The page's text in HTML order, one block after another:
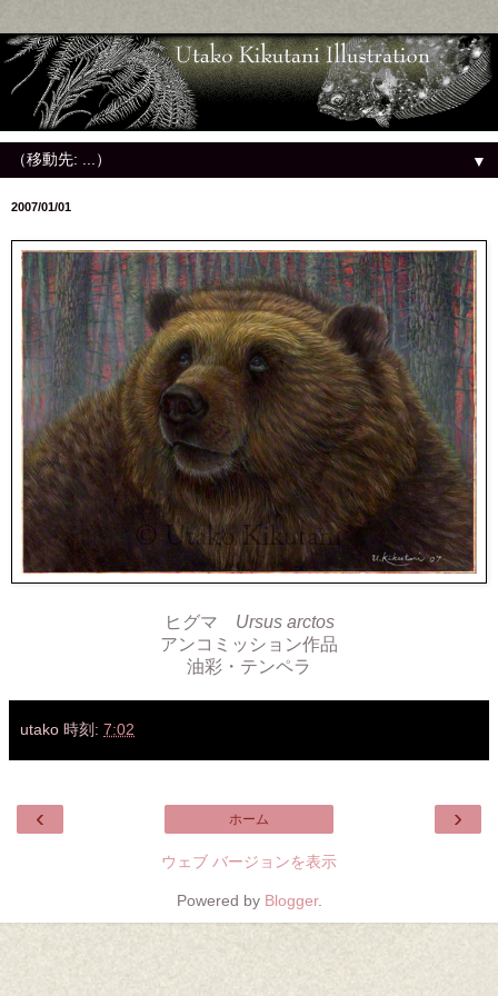
▼
2007/01/01
ヒグマ Ursus arctos
アンコミッション作品
油彩・テンペラ
utako 時刻: 7:02
‹ ›
ホーム
ウェブ バージョンを表示
Powered by Blogger.